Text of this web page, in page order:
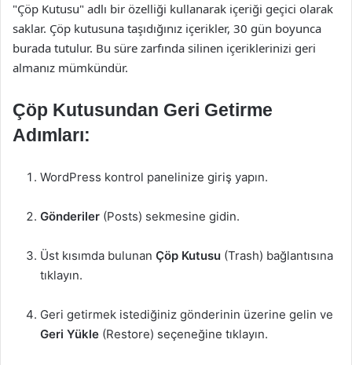
"Çöp Kutusu" adlı bir özelliği kullanarak içeriği geçici olarak
saklar. Çöp kutusuna taşıdığınız içerikler, 30 gün boyunca
burada tutulur. Bu süre zarfında silinen içeriklerinizi geri
almanız mümkündür.
Çöp Kutusundan Geri Getirme
Adımları:
WordPress kontrol panelinize giriş yapın.
Gönderiler (Posts) sekmesine gidin.
Üst kısımda bulunan Çöp Kutusu (Trash) bağlantısına
tıklayın.
Geri getirmek istediğiniz gönderinin üzerine gelin ve
Geri Yükle (Restore) seçeneğine tıklayın.